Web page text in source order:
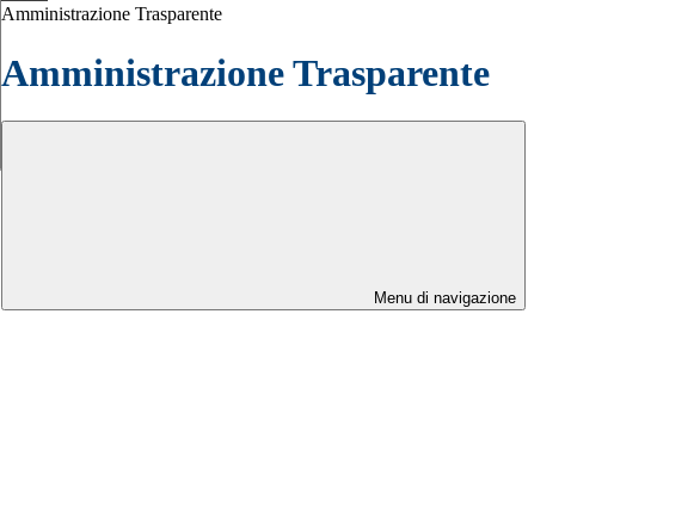
Amministrazione Trasparente
Amministrazione Trasparente
Menu di navigazione